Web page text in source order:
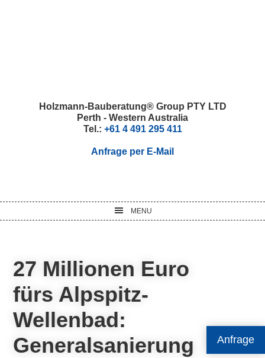
Anfrage
Holzmann-Bauberatung® Group PTY LTD
Perth - Western Australia
Tel.: +61 4 491 295 411
Anfrage per E-Mail
MENU
27 Millionen Euro
fürs Alpspitz-
Wellenbad:
Generalsanierung